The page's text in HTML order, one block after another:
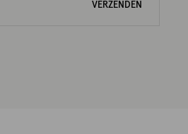
VERZENDEN